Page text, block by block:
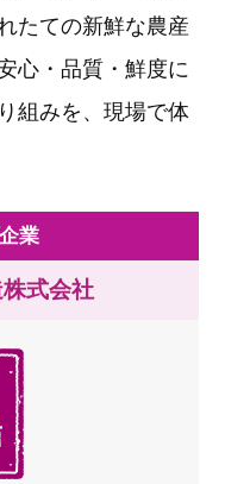
たての新鮮な農産
心・品質・鮮度に
組みを、現場で体
業
式会社